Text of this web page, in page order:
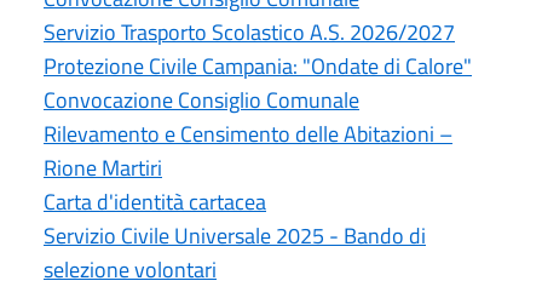
Servizio Trasporto Scolastico A.S. 2026/2027
Protezione Civile Campania: "Ondate di Calore"
Convocazione Consiglio Comunale
Rilevamento e Censimento delle Abitazioni –
Rione Martiri
Carta d'identità cartacea
Servizio Civile Universale 2025 - Bando di
selezione volontari